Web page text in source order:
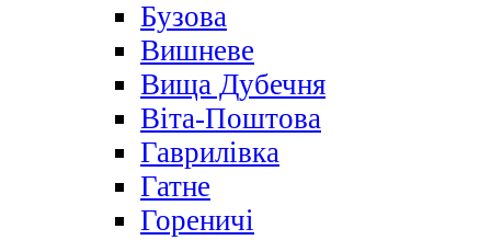
Бузова
Вишневе
Вища Дубечня
Віта-Поштова
Гаврилівка
Гатне
Гореничі